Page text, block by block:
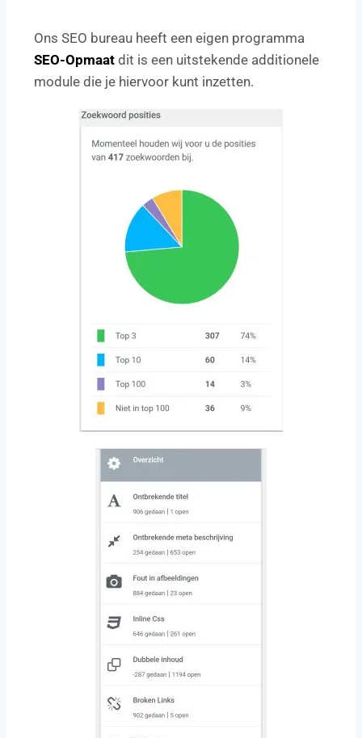
Ons SEO bureau heeft een eigen programma
SEO-Opmaat dit is een uitstekende additionele
module die je hiervoor kunt inzetten.